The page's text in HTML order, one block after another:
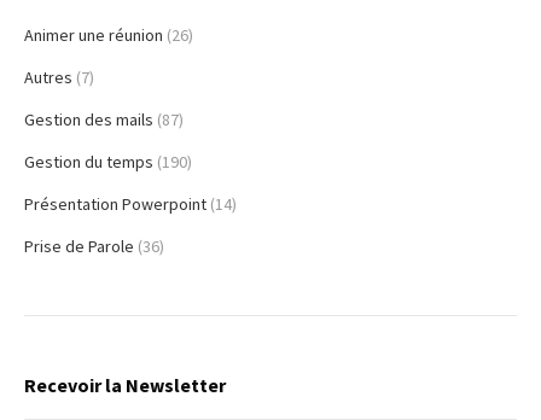
Animer une réunion (26)
Autres (7)
Gestion des mails (87)
Gestion du temps (190)
Présentation Powerpoint (14)
Prise de Parole (36)
Recevoir la Newsletter